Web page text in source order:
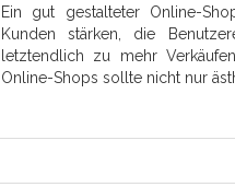
Ein gut gestalteter Online-
Kunden stärken, die
letztendlich zu mehr
Online-Shops sollte nicht nur